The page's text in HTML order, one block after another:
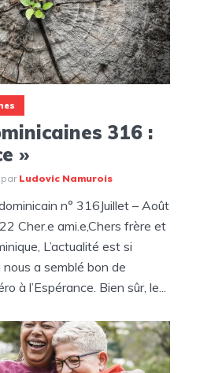
316 :
»
par Ludovic Namurois
n° 316Juillet – Août
Cher.e ami.e,Chers frère et
L’actualité est si
nous a semblé bon de
à l’Espérance. Bien sûr, le...